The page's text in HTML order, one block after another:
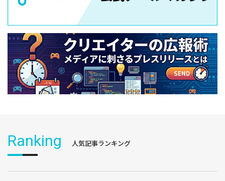
Ranking 人気記事ランキング